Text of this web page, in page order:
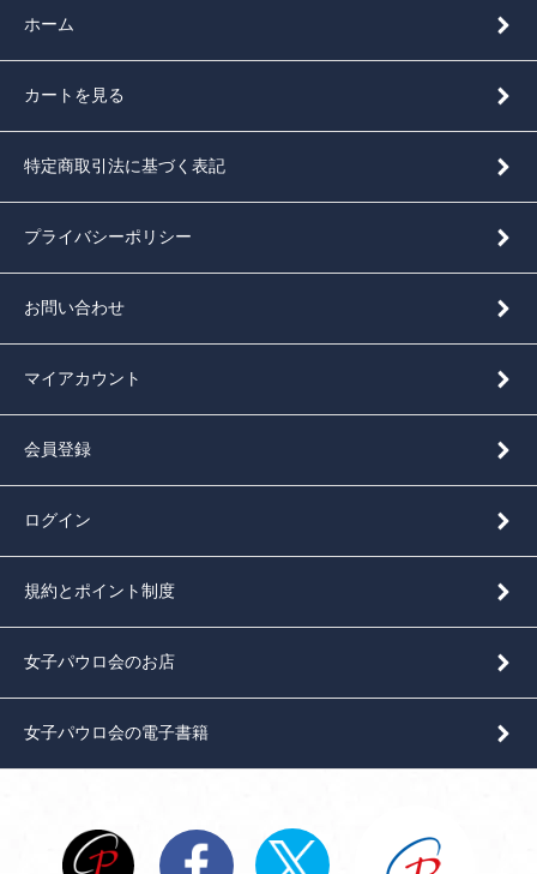
ホーム
カートを見る
特定商取引法に基づく表記
プライバシーポリシー
お問い合わせ
マイアカウント
会員登録
ログイン
規約とポイント制度
女子パウロ会のお店
女子パウロ会の電子書籍